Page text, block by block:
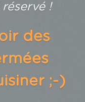
!
des
;-)